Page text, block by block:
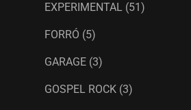
EXPERIMENTAL (51)
FORRÓ (5)
GARAGE (3)
GOSPEL ROCK (3)